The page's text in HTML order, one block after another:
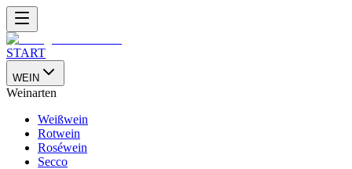
START
WEIN
Weinarten
Weißwein
Rotwein
Roséwein
Secco